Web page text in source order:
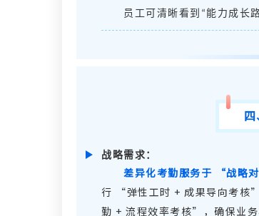
员工可清晰看到 “ 能力成长
四
战略需求 ：
差异化考勤服务于 “战略
行
“弹性工时 + 成果导向考核”
勤 +流程效率考核” ，确保业务